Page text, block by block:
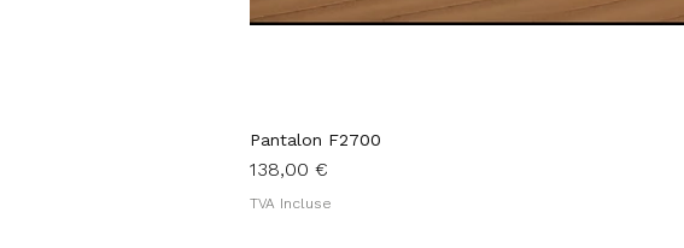
Pantalon F2700
Prix
138,00 €
TVA Incluse